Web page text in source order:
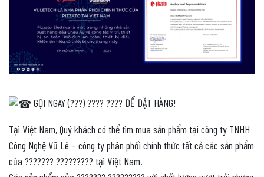
GỌI NGAY (???) ???? ???? ĐỂ ĐẶT HÀNG!
Tại Việt Nam, Quý khách có thể tìm mua sản phẩm tại công ty TNHH
Công Nghệ Vũ Lê – công ty phân phối chính thức tất cả các sản phẩm
của ??????? ????????? tại Việt Nam.